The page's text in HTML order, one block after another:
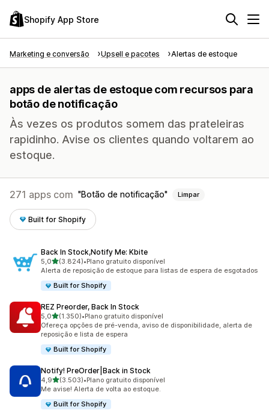
Shopify App Store
Marketing e conversão Upsell e pacotes Alertas de estoque
apps de alertas de estoque com recursos para
botão de notificação
Às vezes os produtos somem das prateleiras
rapidinho. Avise os clientes quando voltarem ao
estoque.
271 apps com Botão de notificação Limpar
Built for Shopify
Back In Stock,Notify Me: Kbite
5,0de 5 estrelas
(3.824)
3824 avaliações ao todo
•Plano gratuito disponível
Alerta de reposição de estoque para listas de espera de esgotados
Built for Shopify
REZ Preorder, Back In Stock
5,0de 5 estrelas
(1.350)
1350 avaliações ao todo
•Plano gratuito disponível
Ofereça opções de pré-venda, aviso de disponibilidade, alerta de
reposição e lista de espera
Built for Shopify
Notify! PreOrder|Back in Stock
4,9de 5 estrelas
(3.503)
3503 avaliações ao todo
•Plano gratuito disponível
Me avise! Alerta de volta ao estoque.
Built for Shopify